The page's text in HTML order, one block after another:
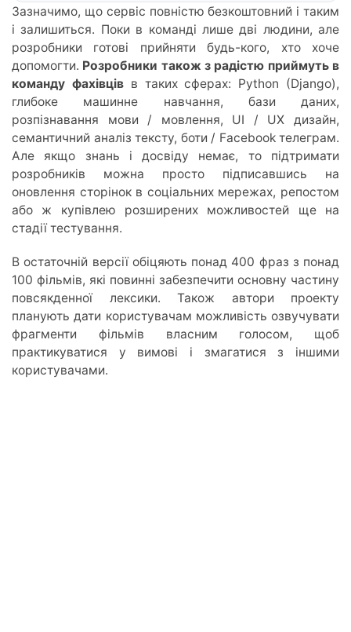
Зазначимо, що сервіс повністю безкоштовний і таким
і залишиться. Поки в команді лише дві людини, але
розробники готові прийняти будь-кого, хто хоче
допомогти. Розробники також з радістю приймуть в
команду фахівцівв таких сферах: Python (Django),
глибоке машинне навчання, бази даних,
розпізнавання мови / мовлення, UI / UX дизайн,
семантичний аналіз тексту, боти / Facebook телеграм.
Але якщо знань і досвіду немає, то підтримати
розробників можна просто підписавшись на
оновлення сторінок в соціальних мережах, репостом
або ж купівлею розширених можливостей ще на
стадії тестування.
В остаточній версії обіцяють понад 400 фраз з понад
100 фільмів, які повинні забезпечити основну частину
повсякденної лексики. Також автори проекту
планують дати користувачам можливість озвучувати
фрагменти фільмів власним голосом, щоб
практикуватися у вимові і змагатися з іншими
користувачами.